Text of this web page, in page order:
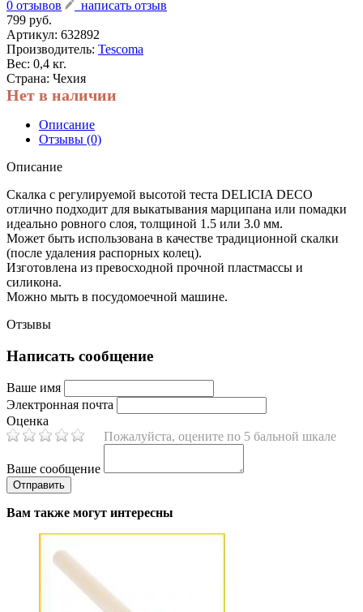
0 отзывов
написать отзыв
799 руб.
Артикул: 632892
Производитель: Tescoma
Вес: 0,4 кг.
Страна: Чехия
Нет в наличии
Описание
Отзывы (0)
Описание
Скалка с регулируемой высотой теста DELICIA DECO
отлично подходит для выкатывания марципана или помадки
идеально ровного слоя, толщиной 1.5 или 3.0 мм.
Может быть использована в качестве традиционной скалки
(после удаления распорных колец).
Изготовлена из превосходной прочной пластмассы и
силикона.
Можно мыть в посудомоечной машине.
Отзывы
Написать сообщение
Ваше имя
Электронная почта
Оценка
Пожалуйста, оцените по 5 бальной шкале
Ваше сообщение
Вам также могут интересны